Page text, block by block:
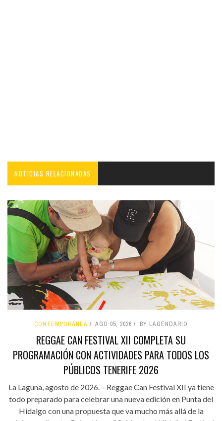
NOTICIAS RELACIONADAS
CONTEMPORÁNEA AGO 05, 2026 BY LAGENDARIO
REGGAE CAN FESTIVAL XII COMPLETA SU
PROGRAMACIÓN CON ACTIVIDADES PARA TODOS LOS
PÚBLICOS TENERIFE 2026
La Laguna, agosto de 2026. – Reggae Can Festival XII ya tiene
todo preparado para celebrar una nueva edición en Punta del
Hidalgo con una propuesta que va mucho más allá de la